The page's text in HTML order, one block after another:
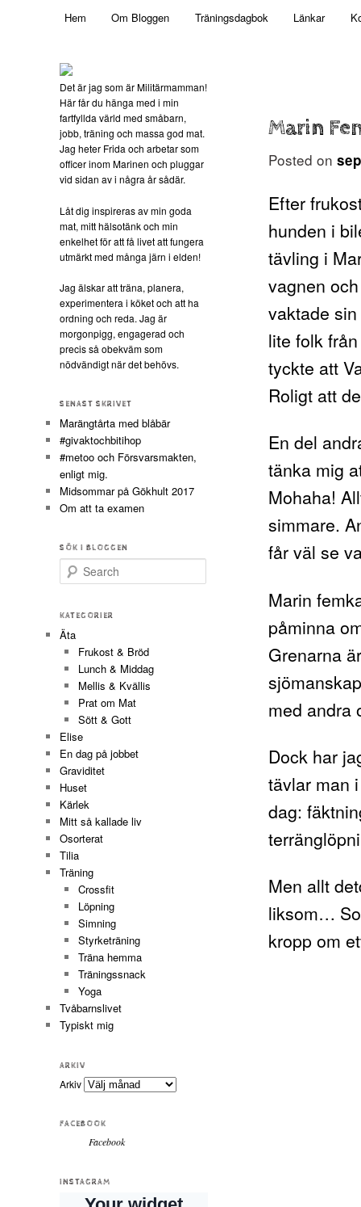
Militärmamman
Skip to primary content
Hem Om Bloggen Träningsdagbok Länkar
Marin
Posted on
Efter
hunden i
tävling i
vagnen
vaktade
lite folk
tyckte att
Roligt att
En del
tänka mig
Mohaha!
simmare.
får väl se
Marin
påminna
Grenarna
med andra
Dock har
tävlar man
dag:
Men allt
liksom…
kropp om
Det är jag som är Militärmamman!
Här får du hänga med i min
fartfyllda värld med småbarn,
jobb, träning och massa god mat.
Jag heter Frida och arbetar som
officer inom Marinen och pluggar
vid sidan av i några år sådär.
Låt dig inspireras av min goda
mat, mitt hälsotänk och min
enkelhet för att få livet att fungera
utmärkt med många järn i elden!
Jag älskar att träna, planera,
experimentera i köket och att ha
ordning och reda. Jag är
morgonpigg, engagerad och
precis så obekväm som
nödvändigt när det behövs.
SENAST SKRIVET
Marängtårta med blåbär
#givaktochbitihop
#metoo och Försvarsmakten,
enligt mig.
Midsommar på Gökhult 2017
Om att ta examen
SÖK I BLOGGEN
Search
KATEGORIER
Äta
Frukost & Bröd
Lunch & Middag
Mellis & Kvällis
Prat om Mat
Sött & Gott
Elise
En dag på jobbet
Graviditet
Huset
Kärlek
Mitt så kallade liv
Osorterat
Tilia
Träning
Crossfit
Löpning
Simning
Styrketräning
Träna hemma
Träningssnack
Yoga
Tvåbarnslivet
Typiskt mig
ARKIV
Arkiv
FACEBOOK
Facebook
INSTAGRAM